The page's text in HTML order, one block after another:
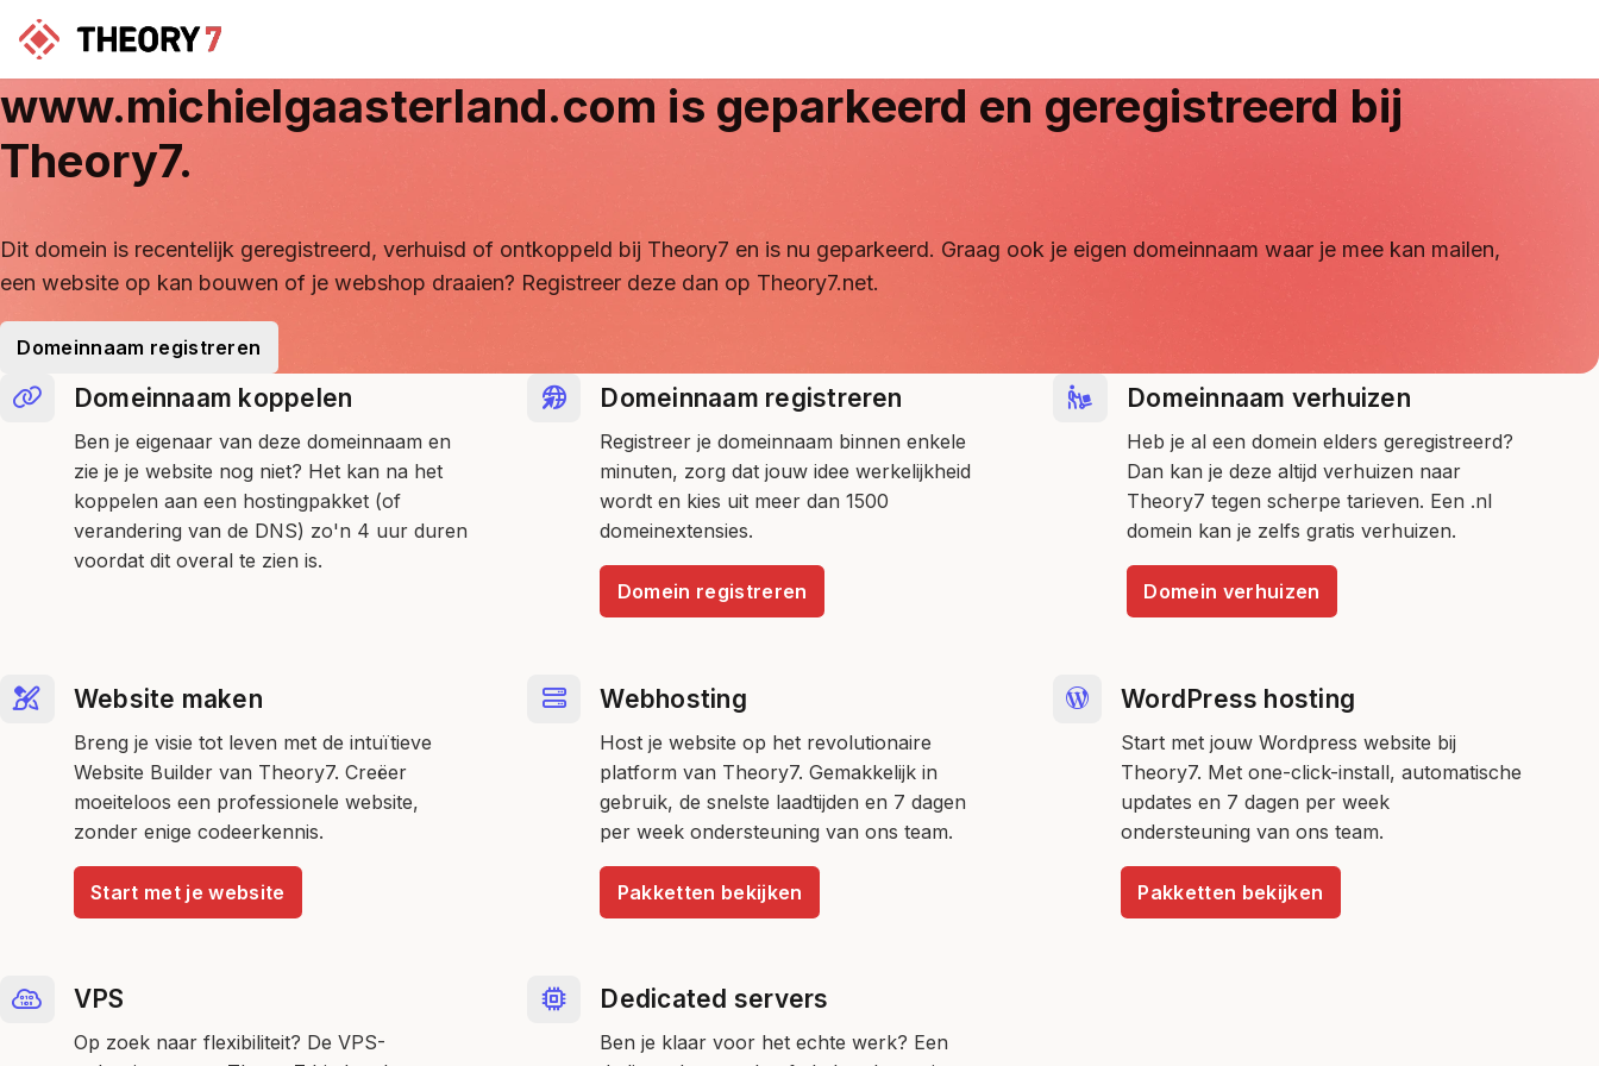
www.michielgaasterland.com is geparkeerd en geregistreerd bij
Theory7.
Dit domein is recentelijk geregistreerd, verhuisd of ontkoppeld bij Theory7 en is nu geparkeerd. Graag ook je eigen domeinnaam waar je mee kan mailen,
een website op kan bouwen of je webshop draaien? Registreer deze dan op Theory7.net.
Domeinnaam registreren
Domeinnaam koppelen
Ben je eigenaar van deze domeinnaam en
zie je je website nog niet? Het kan na het
koppelen aan een hostingpakket (of
verandering van de DNS) zo'n 4 uur duren
voordat dit overal te zien is.
Domeinnaam registreren
Registreer je domeinnaam binnen enkele
minuten, zorg dat jouw idee werkelijkheid
wordt en kies uit meer dan 1500
domeinextensies.
Domein registreren
Domeinnaam verhuizen
Heb je al een domein elders geregistreerd?
Dan kan je deze altijd verhuizen naar
Theory7 tegen scherpe tarieven. Een .nl
domein kan je zelfs gratis verhuizen.
Domein verhuizen
Website maken
Breng je visie tot leven met de intuïtieve
Website Builder van Theory7. Creëer
moeiteloos een professionele website,
zonder enige codeerkennis.
Start met je website
Webhosting
Host je website op het revolutionaire
platform van Theory7. Gemakkelijk in
gebruik, de snelste laadtijden en 7 dagen
per week ondersteuning van ons team.
Pakketten bekijken
WordPress hosting
Start met jouw Wordpress website bij
Theory7. Met one-click-install, automatische
updates en 7 dagen per week
ondersteuning van ons team.
Pakketten bekijken
VPS
Op zoek naar flexibiliteit? De VPS-
Dedicated servers
Ben je klaar voor het echte werk? Een